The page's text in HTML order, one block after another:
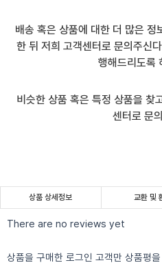
배송 혹은 상품에 대한 더 많은 정
한 뒤 저희 고객센터로 문의주신
행해드리도록
비슷한 상품 혹은 특정 상품을 찾
센터로 문
상품 상세정보 교환 및
There are no reviews yet
상품을 구매한 로그인 고객만 상품평